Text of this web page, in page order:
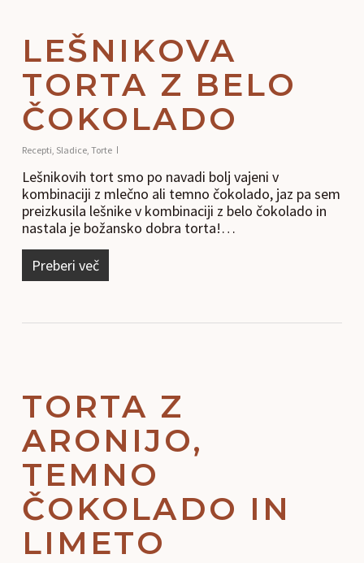
LEŠNIKOVA
TORTA Z BELO
ČOKOLADO
Recepti, Sladice, Torte
Lešnikovih tort smo po navadi bolj vajeni v
kombinaciji z mlečno ali temno čokolado, jaz pa sem
preizkusila lešnike v kombinaciji z belo čokolado in
nastala je božansko dobra torta!…
Preberi več
TORTA Z
ARONIJO,
TEMNO
ČOKOLADO IN
LIMETO